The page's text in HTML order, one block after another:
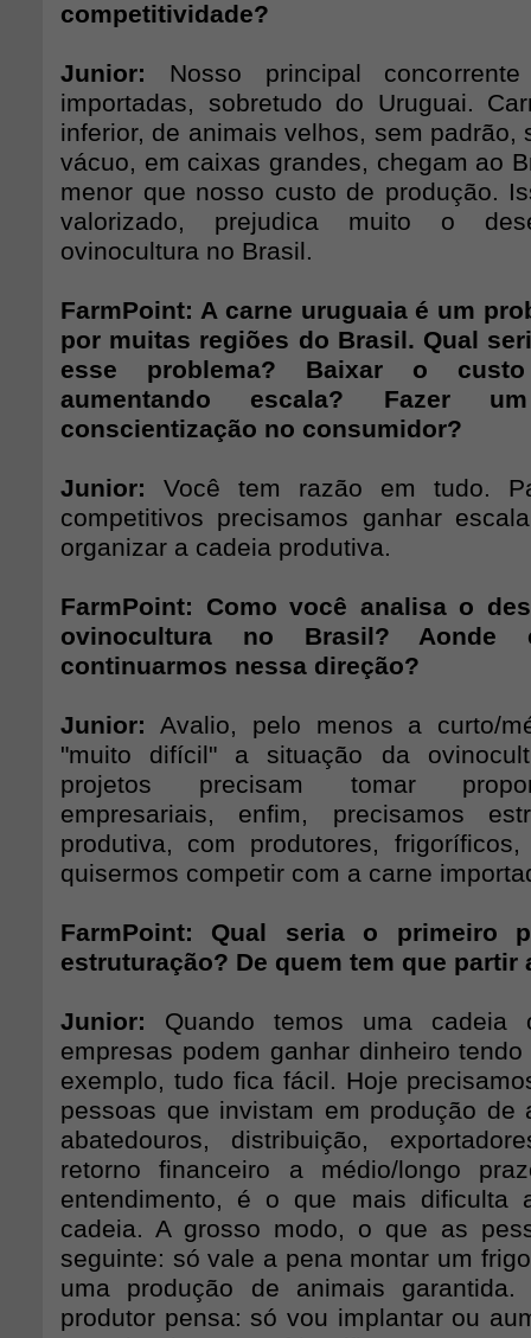
competitividade?
Junior: Nosso principal
importadas, sobretudo do Uruguai.
inferior, de animais velhos, sem padrão,
vácuo, em caixas grandes, chegam ao
menor que nosso custo de produção.
valorizado, prejudica muito o
ovinocultura no Brasil.
FarmPoint: A carne uruguaia é um
por muitas regiões do Brasil. Qual
esse problema? Baixar o
aumentando escala? Fazer
conscientização no consumidor?
Junior: Você tem razão em tudo.
competitivos precisamos ganhar
organizar a cadeia produtiva.
FarmPoint: Como você analisa o
ovinocultura no Brasil? Aonde
continuarmos nessa direção?
Junior: Avalio, pelo menos a curto/
"muito difícil" a situação da
projetos precisam tomar
empresariais, enfim, precisamos
produtiva, com produtores,
quisermos competir com a carne
FarmPoint: Qual seria o primeiro
estruturação? De quem tem que partir
Junior: Quando temos uma cadeia
empresas podem ganhar dinheiro
exemplo, tudo fica fácil. Hoje
pessoas que invistam em produção de
abatedouros, distribuição,
retorno financeiro a médio/longo
entendimento, é o que mais dificulta
cadeia. A grosso modo, o que as
seguinte: só vale a pena montar um
uma produção de animais
produtor pensa: só vou implantar ou